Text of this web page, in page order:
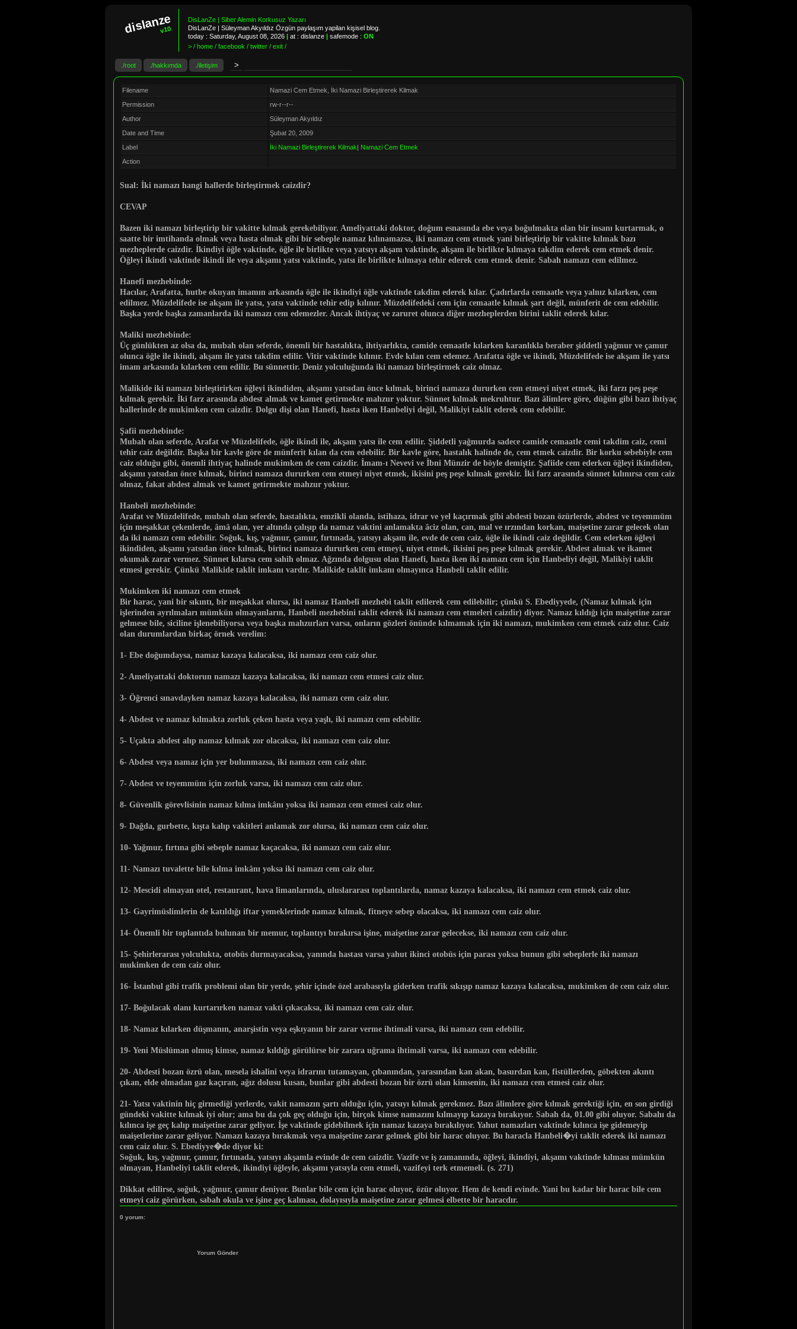
dislanze
v10
DisLanZe | Siber Alemin Korkusuz Yazarı
DisLanZe | Süleyman Akyıldız Özgün paylaşım yapilan kişisel blog.
today : Saturday, August 08, 2026 at : dislanze safemode : ON
> / home / facebook / twitter / exit /
./root ./hakkımda ./iletişim
Filename
Namazi Cem Etmek, İki Namazi Birleştirerek Kilmak
Permission
rw-r--r--
Author
Süleyman Akyıldız
Date and Time
Şubat 20, 2009
Label
İki Namazi Birleştirerek Kilmak| Namazi Cem Etmek
Action
Sual: İki namazı hangi hallerde birleştirmek caizdir?
CEVAP
Bazen iki namazı birleştirip bir vakitte kılmak gerekebiliyor. Ameliyattaki doktor, doğum esnasında ebe veya boğulmakta olan bir insanı kurtarmak, o
saatte bir imtihanda olmak veya hasta olmak gibi bir sebeple namaz kılınamazsa, iki namazı cem etmek yani birleştirip bir vakitte kılmak bazı
mezheplerde caizdir. İkindiyi öğle vaktinde, öğle ile birlikte veya yatsıyı akşam vaktinde, akşam ile birlikte kılmaya takdim ederek cem etmek denir.
Öğleyi ikindi vaktinde ikindi ile veya akşamı yatsı vaktinde, yatsı ile birlikte kılmaya tehir ederek cem etmek denir. Sabah namazı cem edilmez.
Hanefi mezhebinde:
Hacılar, Arafatta, hutbe okuyan imamın arkasında öğle ile ikindiyi öğle vaktinde takdim ederek kılar. Çadırlarda cemaatle veya yalnız kılarken, cem
edilmez. Müzdelifede ise akşam ile yatsı, yatsı vaktinde tehir edip kılınır. Müzdelifedeki cem için cemaatle kılmak şart değil, münferit de cem edebilir.
Başka yerde başka zamanlarda iki namazı cem edemezler. Ancak ihtiyaç ve zaruret olunca diğer mezheplerden birini taklit ederek kılar.
Maliki mezhebinde:
Üç günlükten az olsa da, mubah olan seferde, önemli bir hastalıkta, ihtiyarlıkta, camide cemaatle kılarken karanlıkla beraber şiddetli yağmur ve çamur
olunca öğle ile ikindi, akşam ile yatsı takdim edilir. Vitir vaktinde kılınır. Evde kılan cem edemez. Arafatta öğle ve ikindi, Müzdelifede ise akşam ile yatsı
imam arkasında kılarken cem edilir. Bu sünnettir. Deniz yolculuğunda iki namazı birleştirmek caiz olmaz.
Malikide iki namazı birleştirirken öğleyi ikindiden, akşamı yatsıdan önce kılmak, birinci namaza dururken cem etmeyi niyet etmek, iki farzı peş peşe
kılmak gerekir. İki farz arasında abdest almak ve kamet getirmekte mahzur yoktur. Sünnet kılmak mekruhtur. Bazı âlimlere göre, düğün gibi bazı ihtiyaç
hallerinde de mukimken cem caizdir. Dolgu dişi olan Hanefi, hasta iken Hanbeliyi değil, Malikiyi taklit ederek cem edebilir.
Şafii mezhebinde:
Mubah olan seferde, Arafat ve Müzdelifede, öğle ikindi ile, akşam yatsı ile cem edilir. Şiddetli yağmurda sadece camide cemaatle cemi takdim caiz, cemi
tehir caiz değildir. Başka bir kavle göre de münferit kılan da cem edebilir. Bir kavle göre, hastalık halinde de, cem etmek caizdir. Bir korku sebebiyle cem
caiz olduğu gibi, önemli ihtiyaç halinde mukimken de cem caizdir. İmam-ı Nevevi ve İbni Münzir de böyle demiştir. Şafiide cem ederken öğleyi ikindiden,
akşamı yatsıdan önce kılmak, birinci namaza dururken cem etmeyi niyet etmek, ikisini peş peşe kılmak gerekir. İki farz arasında sünnet kılınırsa cem caiz
olmaz, fakat abdest almak ve kamet getirmekte mahzur yoktur.
Hanbeli mezhebinde:
Arafat ve Müzdelifede, mubah olan seferde, hastalıkta, emzikli olanda, istihaza, idrar ve yel kaçırmak gibi abdesti bozan özürlerde, abdest ve teyemmüm
için meşakkat çekenlerde, âmâ olan, yer altında çalışıp da namaz vaktini anlamakta âciz olan, can, mal ve ırzından korkan, maişetine zarar gelecek olan
da iki namazı cem edebilir. Soğuk, kış, yağmur, çamur, fırtınada, yatsıyı akşam ile, evde de cem caiz, öğle ile ikindi caiz değildir. Cem ederken öğleyi
ikindiden, akşamı yatsıdan önce kılmak, birinci namaza dururken cem etmeyi, niyet etmek, ikisini peş peşe kılmak gerekir. Abdest almak ve ikamet
okumak zarar vermez. Sünnet kılarsa cem sahih olmaz. Ağzında dolgusu olan Hanefi, hasta iken iki namazı cem için Hanbeliyi değil, Malikiyi taklit
etmesi gerekir. Çünkü Malikide taklit imkanı vardır. Malikide taklit imkanı olmayınca Hanbeli taklit edilir.
Mukimken iki namazı cem etmek
Bir harac, yani bir sıkıntı, bir meşakkat olursa, iki namaz Hanbelî mezhebi taklit edilerek cem edilebilir; çünkü S. Ebediyyede, (Namaz kılmak için
işlerinden ayrılmaları mümkün olmayanların, Hanbeli mezhebini taklit ederek iki namazı cem etmeleri caizdir) diyor. Namaz kıldığı için maişetine zarar
gelmese bile, siciline işlenebiliyorsa veya başka mahzurları varsa, onların gözleri önünde kılmamak için iki namazı, mukimken cem etmek caiz olur. Caiz
olan durumlardan birkaç örnek verelim:
1- Ebe doğumdaysa, namaz kazaya kalacaksa, iki namazı cem caiz olur.
2- Ameliyattaki doktorun namazı kazaya kalacaksa, iki namazı cem etmesi caiz olur.
3- Öğrenci sınavdayken namaz kazaya kalacaksa, iki namazı cem caiz olur.
4- Abdest ve namaz kılmakta zorluk çeken hasta veya yaşlı, iki namazı cem edebilir.
5- Uçakta abdest alıp namaz kılmak zor olacaksa, iki namazı cem caiz olur.
6- Abdest veya namaz için yer bulunmazsa, iki namazı cem caiz olur.
7- Abdest ve teyemmüm için zorluk varsa, iki namazı cem caiz olur.
8- Güvenlik görevlisinin namaz kılma imkânı yoksa iki namazı cem etmesi caiz olur.
9- Dağda, gurbette, kışta kalıp vakitleri anlamak zor olursa, iki namazı cem caiz olur.
10-Yağmur, fırtına gibi sebeple namaz kaçacaksa, iki namazı cem caiz olur.
11- Namazı tuvalette bile kılma imkânı yoksa iki namazı cem caiz olur.
12- Mescidi olmayan otel, restaurant, hava limanlarında, uluslararası toplantılarda, namaz kazaya kalacaksa, iki namazı cem etmek caiz olur.
13- Gayrimüslimlerin de katıldığı iftar yemeklerinde namaz kılmak, fitneye sebep olacaksa, iki namazı cem caiz olur.
14- Önemli bir toplantıda bulunan bir memur, toplantıyı bırakırsa işine, maişetine zarar gelecekse, iki namazı cem caiz olur.
15- Şehirlerarası yolculukta, otobüs durmayacaksa, yanında hastası varsa yahut ikinci otobüs için parası yoksa bunun gibi sebeplerle iki namazı
mukimken de cem caiz olur.
16- İstanbul gibi trafik problemi olan bir yerde, şehir içinde özel arabasıyla giderken trafik sıkışıp namaz kazaya kalacaksa, mukimken de cem caiz olur.
17- Boğulacak olanı kurtarırken namaz vakti çıkacaksa, iki namazı cem caiz olur.
18- Namaz kılarken düşmanın, anarşistin veya eşkıyanın bir zarar verme ihtimali varsa, iki namazı cem edebilir.
19-Yeni Müslüman olmuş kimse, namaz kıldığı görülürse bir zarara uğrama ihtimali varsa, iki namazı cem edebilir.
20- Abdesti bozan özrü olan, mesela ishalini veya idrarını tutamayan, çıbanından, yarasından kan akan, basurdan kan, fistüllerden, göbekten akıntı
çıkan, elde olmadan gaz kaçıran, ağız dolusu kusan, bunlar gibi abdesti bozan bir özrü olan kimsenin, iki namazı cem etmesi caiz olur.
21-Yatsı vaktinin hiç girmediği yerlerde, vakit namazın şartı olduğu için, yatsıyı kılmak gerekmez. Bazı âlimlere göre kılmak gerektiği için, en son girdiği
gündeki vakitte kılmak iyi olur; ama bu da çok geç olduğu için, birçok kimse namazını kılmayıp kazaya bırakıyor. Sabah da, 01.00 gibi oluyor. Sabahı da
kılınca işe geç kalıp maişetine zarar geliyor. İşe vaktinde gidebilmek için namaz kazaya bırakılıyor. Yahut namazları vaktinde kılınca işe gidemeyip
maişetlerine zarar geliyor. Namazı kazaya bırakmak veya maişetine zarar gelmek gibi bir harac oluyor. Bu haracla Hanbeli�yi taklit ederek iki namazı
cem caiz olur. S. Ebediyye�de diyor ki:
Soğuk, kış, yağmur, çamur, fırtınada, yatsıyı akşamla evinde de cem caizdir. Vazife ve iş zamanında, öğleyi, ikindiyi, akşamı vaktinde kılması mümkün
olmayan, Hanbeliyi taklit ederek, ikindiyi öğleyle, akşamı yatsıyla cem etmeli, vazifeyi terk etmemeli. (s. 271)
Dikkat edilirse, soğuk, yağmur, çamur deniyor. Bunlar bile cem için harac oluyor, özür oluyor. Hem de kendi evinde. Yani bu kadar bir harac bile cem
etmeyi caiz görürken, sabah okula ve işine geç kalması, dolayısıyla maişetine zarar gelmesi elbette bir haracdır.
0 yorum:
Yorum Gönder